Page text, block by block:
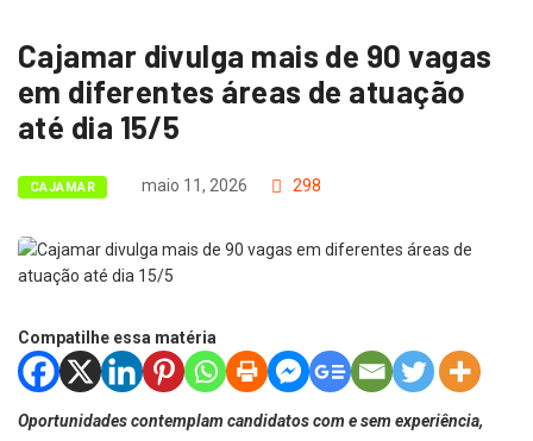
Cajamar divulga mais de 90 vagas
em diferentes áreas de atuação
até dia 15/5
CAJAMAR maio 11, 2026 298
Compatilhe essa matéria
Oportunidades contemplam candidatos com e sem experiência,